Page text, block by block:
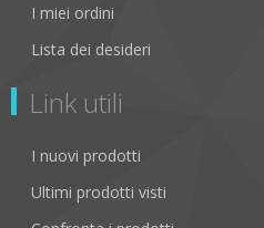
I miei ordini
Lista dei desideri
Link utili
I nuovi prodotti
Ultimi prodotti visti